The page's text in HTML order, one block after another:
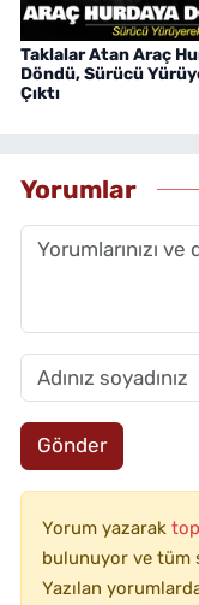
Taklalar Atan Araç
Döndü, Sürücü
Çıktı
Yorumlar
Gönder
Yorum yazarak
bulunuyor ve tüm
Yazılan